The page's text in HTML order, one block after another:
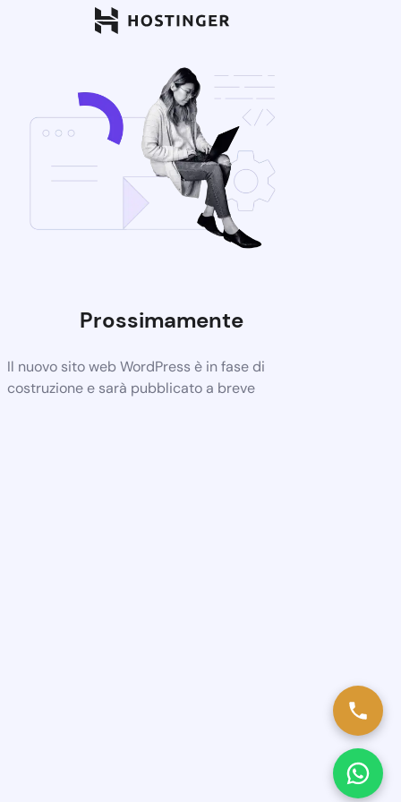
Prossimamente
Il nuovo sito web WordPress è in fase di
costruzione e sarà pubblicato a breve